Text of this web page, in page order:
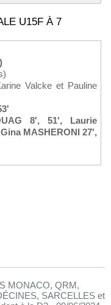
U15F À 7
Valcke et Pauline
8', 51', Laurie
MASHERONI 27',
MONACO, QRM,
SARCELLES et